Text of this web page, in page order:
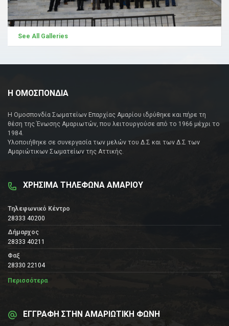
See All Galleries
Η ΟΜΟΣΠΟΝΔΙΑ
Η Ομοσπονδία Σωματείων Επαρχίας Αμαρίου ιδρύθηκε και πήρε τη
θέση της Ένωσης Αμαριωτών, που λειτουργούσε από το 1966 μέχρι το
1984.
Υλοποιήθηκε σε συνεργασία των μελών του Δ.Σ και των Δ.Σ των
Αμαριώτικων Σωματείων της Αττικής.
ΧΡΗΣΙΜΑ ΤΗΛΕΦΩΝΑ ΑΜΑΡΙΟΥ
Τηλεφωνικό Κέντρο
28333 40200
Δήμαρχος
28333 40211
Φαξ
28330 22104
Περισσότερα
ΕΓΓΡΑΦΗ ΣΤΗΝ ΑΜΑΡΙΩΤΙΚΗ ΦΩΝΗ